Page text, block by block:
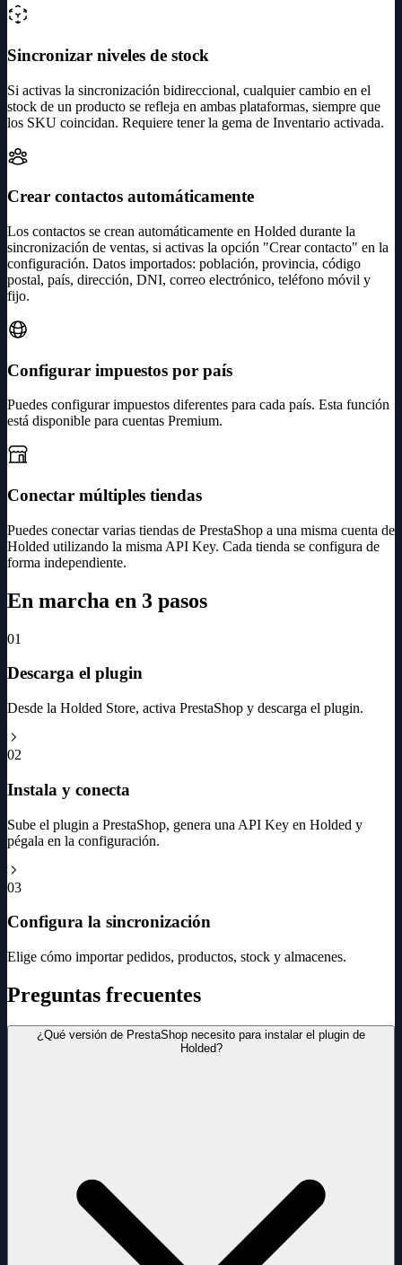
Sincronizar niveles de stock
Si activas la sincronización bidireccional, cualquier cambio en el
stock de un producto se refleja en ambas plataformas, siempre que
los SKU coincidan. Requiere tener la gema de Inventario activada.
Crear contactos automáticamente
Los contactos se crean automáticamente en Holded durante la
sincronización de ventas, si activas la opción "Crear contacto" en la
configuración. Datos importados: población, provincia, código
postal, país, dirección, DNI, correo electrónico, teléfono móvil y
fijo.
Configurar impuestos por país
Puedes configurar impuestos diferentes para cada país. Esta función
está disponible para cuentas Premium.
Conectar múltiples tiendas
Puedes conectar varias tiendas de PrestaShop a una misma cuenta de
Holded utilizando la misma API Key. Cada tienda se configura de
forma independiente.
En marcha en 3 pasos
01
Descarga el plugin
Desde la Holded Store, activa PrestaShop y descarga el plugin.
02
Instala y conecta
Sube el plugin a PrestaShop, genera una API Key en Holded y
pégala en la configuración.
03
Configura la sincronización
Elige cómo importar pedidos, productos, stock y almacenes.
Preguntas frecuentes
¿Qué versión de PrestaShop necesito para instalar el plugin de
Holded?